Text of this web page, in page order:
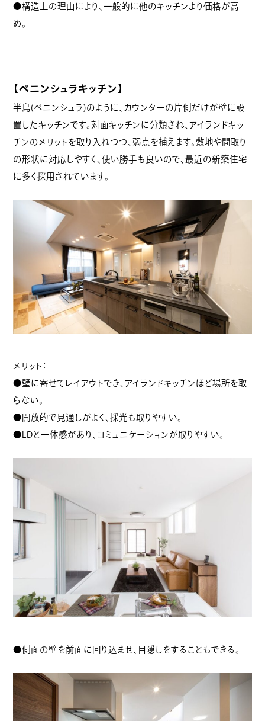
●構造上の理由により、一般的に他のキッチンより価格が高
め。
【ペニンシュラキッチン】
半島(ペニンシュラ)のように、カウンターの片側だけが壁に設
置したキッチンです。対面キッチンに分類され、アイランドキッ
チンのメリットを取り入れつつ、弱点を補えます。敷地や間取り
の形状に対応しやすく、使い勝手も良いので、最近の新築住宅
に多く採用されています。
メリット：
●壁に寄せてレイアウトでき、アイランドキッチンほど場所を取
らない。
●開放的で見通しがよく、採光も取りやすい。
●LDと一体感があり、コミュニケーションが取りやすい。
●側面の壁を前面に回り込ませ、目隠しをすることもできる。